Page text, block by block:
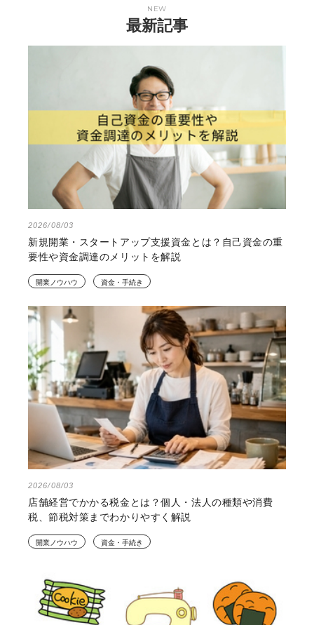
NEW
最新記事
2026/08/03
新規開業・スタートアップ支援資金とは？自己資金の重
要性や資金調達のメリットを解説
開業ノウハウ 資金・手続き
2026/08/03
店舗経営でかかる税金とは？個人・法人の種類や消費
税、節税対策までわかりやすく解説
開業ノウハウ 資金・手続き